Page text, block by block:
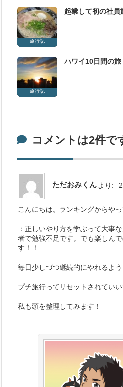
旅行記
起業して初の社員
旅行記
ハワイ10日間の旅
コメントは2件で
ただおみくん より:
こんにちは。ランキングからやっ
：正しいやり方を学ぶって大事
者で勉強不足です。でも楽しん
す！！
毎日少しづつ継続的にやれるよう
プチ旅行ってリセットされていい
私も頭を整理してみます！